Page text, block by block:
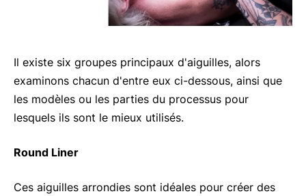
Il existe six groupes principaux d'aiguilles, alors
examinons chacun d'entre eux ci-dessous, ainsi que
les modèles ou les parties du processus pour
lesquels ils sont le mieux utilisés.
Round Liner
Ces aiguilles arrondies sont idéales pour créer des